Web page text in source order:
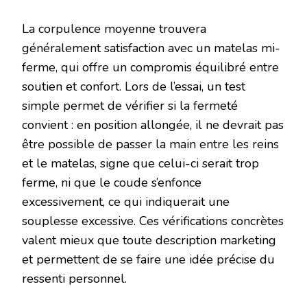
La corpulence moyenne trouvera
généralement satisfaction avec un matelas mi-
ferme, qui offre un compromis équilibré entre
soutien et confort. Lors de l’essai, un test
simple permet de vérifier si la fermeté
convient : en position allongée, il ne devrait pas
être possible de passer la main entre les reins
et le matelas, signe que celui-ci serait trop
ferme, ni que le coude s’enfonce
excessivement, ce qui indiquerait une
souplesse excessive. Ces vérifications concrètes
valent mieux que toute description marketing
et permettent de se faire une idée précise du
ressenti personnel.